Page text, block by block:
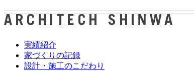
実績紹介
家づくりの記録
設計・施工のこだわり